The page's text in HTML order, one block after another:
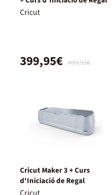
Cricut
499,95€
399,95€
Cricut Maker 3 + Curs
d'Iniciació de Regal